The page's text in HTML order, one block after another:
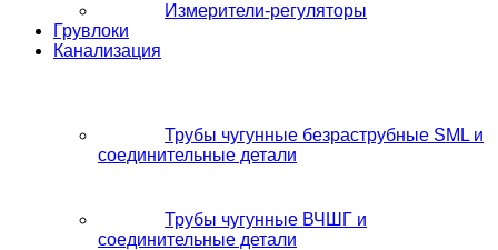
Измерители-регуляторы
Грувлоки
Канализация
Трубы чугунные безраструбные SML и
соединительные детали
Трубы чугунные ВЧШГ и
соединительные детали